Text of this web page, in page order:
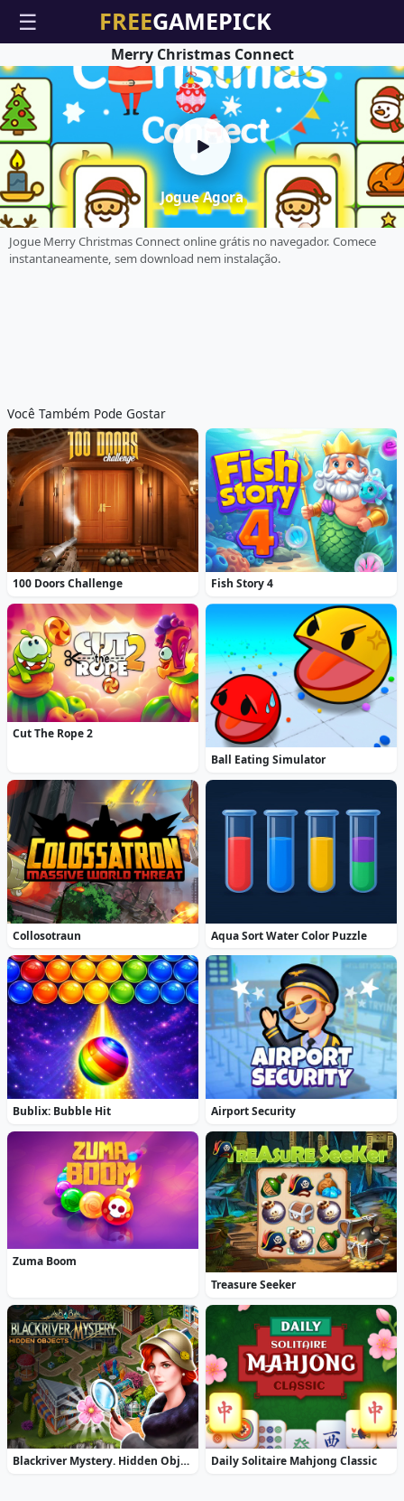
☰
Jogue Agora
Merry Christmas Connect
Jogue Merry Christmas Connect online grátis no navegador. Comece
instantaneamente, sem download nem instalação.
Você Também Pode Gostar
100 Doors Challenge Fish Story 4
Cut The Rope 2
Ball Eating Simulator
Collosotraun Aqua Sort Water Color Puzzle
Bublix: Bubble Hit Airport Security
Zuma Boom
Treasure Seeker
Blackriver Mystery. Hidden Objects Daily Solitaire Mahjong Classic